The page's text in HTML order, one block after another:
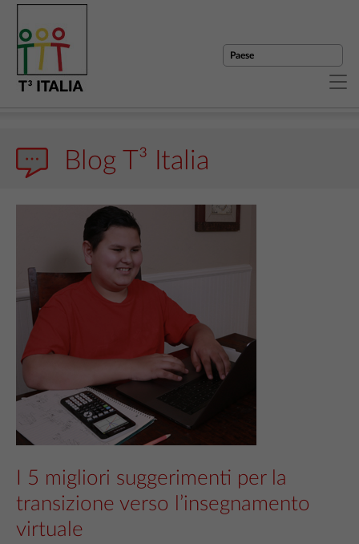
Blog T³ Italia
I 5 migliori suggerimenti per la
transizione verso l’insegnamento
virtuale